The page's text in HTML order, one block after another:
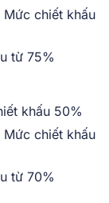
chiết khấu
từ 75%
khấu 50%
chiết khấu
từ 70%